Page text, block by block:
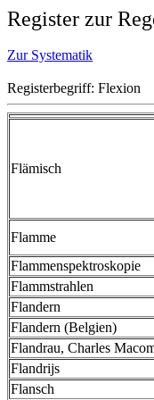
Register zur
Zur Systematik
Registerbegriff: Flexion
Flämisch
Flamme
Flammenspektroskopie
Flammstrahlen
Flandern
Flandern (Belgien)
Flandrau, Charles
Flandrijs
Flansch